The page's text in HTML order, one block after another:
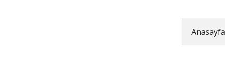
Anasayfa